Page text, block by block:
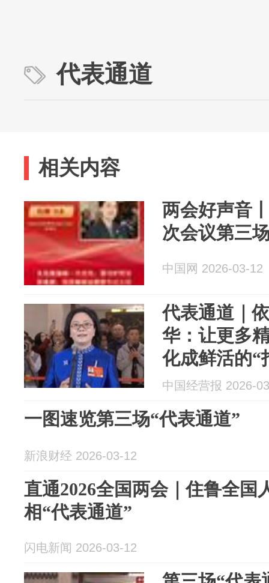
代表通道
相关内容
两会好声音
次会议第三
中国网 2026-03-12
代表通道｜
华：让更多
化成鲜活的“
中国经营报 2026-
一图速览第三场“代表通道”
新浪财经 2026-03-12
直通2026全国两会｜住鲁全国
相“代表通道”
闪电新闻 2026-03-12